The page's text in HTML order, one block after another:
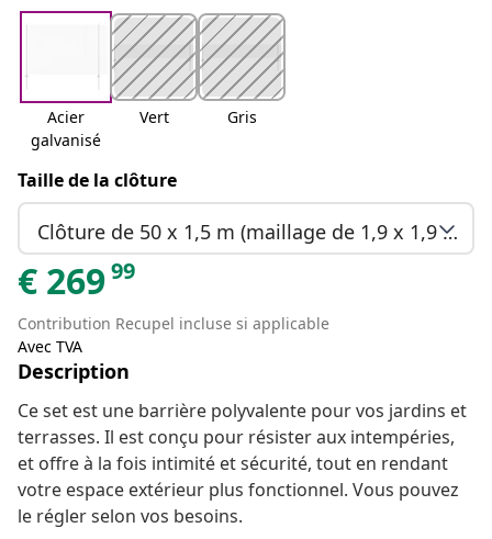
Acier
galvanisé
Vert Gris
Taille de la clôture
Clôture de 50 x 1,5 m (maillage de 1,9 x 1,9 cm)
€ 26999
Contribution Recupel incluse si applicable
Avec TVA
Description
Ce set est une barrière polyvalente pour vos jardins et
terrasses. Il est conçu pour résister aux intempéries,
et offre à la fois intimité et sécurité, tout en rendant
votre espace extérieur plus fonctionnel. Vous pouvez
le régler selon vos besoins.